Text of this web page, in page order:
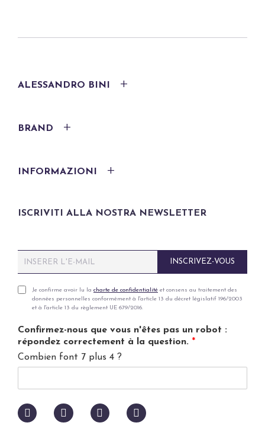
ALESSANDRO BINI
BRAND
INFORMAZIONI
ISCRIVITI ALLA NOSTRA NEWSLETTER
m
iP
v
a
y
i
c
Je confirme avoir lu la charte de confidentialité et consens au traitement des
données personnelles conformément à l'article 13 du décret législatif 196/2003
et à l'article 13 du règlement UE 679/2016.
Confirmez-nous que vous n'êtes pas un robot :
répondez correctement à la question. *
Combien font 7 plus 4 ?
INSCRIVEZ-VOUS